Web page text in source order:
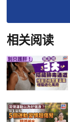
相关阅读